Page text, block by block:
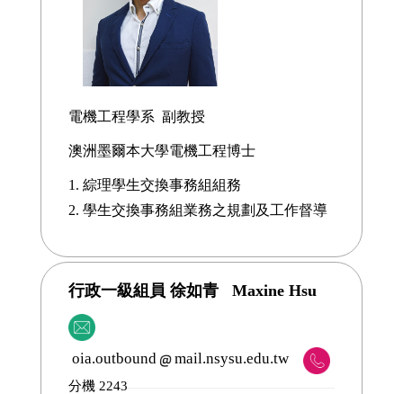
電機工程學系 副教授
澳洲墨爾本大學電機工程博士
1. 綜理學生交換事務組組務
2. 學生交換事務組業務之規劃及工作督導
行政一級組員 徐如青 Maxine Hsu
oia.outbound mail.nsysu.edu.tw
分機 2243